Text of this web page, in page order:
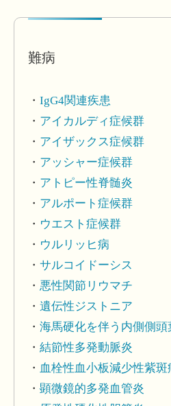
難病
IgG4関連疾患
アイカルディ症候群
アイザックス症候群
アッシャー症候群
アトピー性脊髄炎
アルポート症候群
ウエスト症候群
ウルリッヒ病
サルコイドーシス
悪性関節リウマチ
遺伝性ジストニア
海馬硬化を伴う内側側頭
結節性多発動脈炎
血栓性血小板減少性紫斑
顕微鏡的多発血管炎